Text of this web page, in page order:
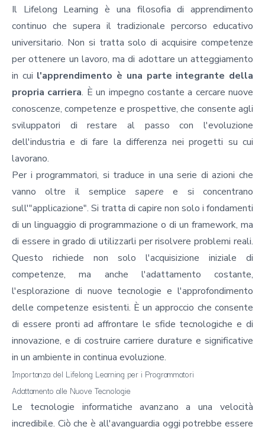
Il Lifelong Learning è una filosofia di apprendimento
continuo che supera il tradizionale percorso educativo
universitario. Non si tratta solo di acquisire competenze
per ottenere un lavoro, ma di adottare un atteggiamento
in cui l'apprendimento è una parte integrante della
propria carriera. È un impegno costante a cercare nuove
conoscenze, competenze e prospettive, che consente agli
sviluppatori di restare al passo con l'evoluzione
dell'industria e di fare la differenza nei progetti su cui
lavorano.
Per i programmatori, si traduce in una serie di azioni che
vanno oltre il semplicesapere e si concentrano
sull'"applicazione". Si tratta di capire non solo i fondamenti
di un linguaggio di programmazione o di un framework, ma
di essere in grado di utilizzarli per risolvere problemi reali.
Questo richiede non solo l'acquisizione iniziale di
competenze, ma anche l'adattamento costante,
l'esplorazione di nuove tecnologie e l'approfondimento
delle competenze esistenti. È un approccio che consente
di essere pronti ad affrontare le sfide tecnologiche e di
innovazione, e di costruire carriere durature e significative
in un ambiente in continua evoluzione.
Importanza del Lifelong Learning per i Programmatori
Adattamento alle Nuove Tecnologie
Le tecnologie informatiche avanzano a una velocità
incredibile. Ciò che è all'avanguardia oggi potrebbe essere